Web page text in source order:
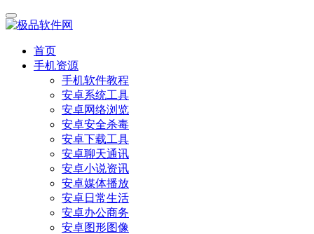
首页
手机资源
手机软件教程
安卓系统工具
安卓网络浏览
安卓安全杀毒
安卓下载工具
安卓聊天通讯
安卓小说资讯
安卓媒体播放
安卓日常生活
安卓办公商务
安卓图形图像